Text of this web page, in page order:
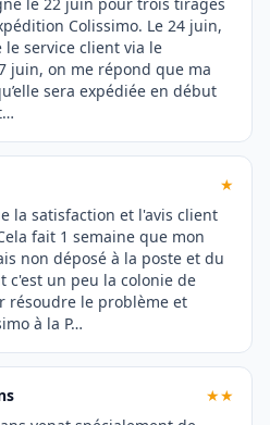
Colissimo. Le 24 juin,
le service client via le
juin, on me répond que ma
sera expédiée en début
★
la satisfaction et l'avis client
fait 1 semaine que mon
non déposé à la poste et du
c'est un peu la colonie de
résoudre le problème et
à la P…
★★